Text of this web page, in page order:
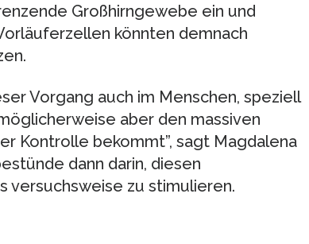
Großhirngewebe ein und
könnten demnach
Vorgang auch im Menschen, speziell
aber den massiven
Kontrolle bekommt”, sagt Magdalena
dann darin, diesen
versuchsweise zu stimulieren.